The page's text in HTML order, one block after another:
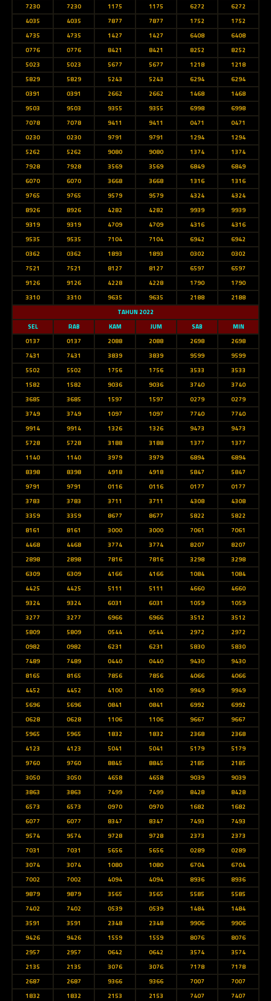
7230
7230 1175 1175 6272
6272
4035
4035 7877 7877 1752
1752
4735
4735 1427 1427 6408
6408
0776
0776 8421 8421 8252
8252
5023
5023 5677 5677 1218
1218
5829
5829 5243 5243 6294
6294
0391
0391 2662 2662 1468
1468
9503
9503 9355 9355 6998
6998
7078
7078 9411 9411 0471
0471
0230
0230 9791 9791 1294
1294
5262
5262 9080 9080 1374
1374
7928
7928 3569 3569 6849
6849
6070
6070 3668 3668 1316
1316
9765
9765 9579 9579 4324
4324
8926
8926 4282 4282 9939
9939
9319
9319 4709 4709 4316
4316
9535
9535 7104 7104 6942
6942
0362
0362 1893 1893 0302
0302
7521
7521 8127 8127 6597
6597
9126
9126 4228 4228 1790
1790
3310
3310 9635 9635 2188
2188
TAHUN 2022
SEL
RAB KAM JUM SAB
MIN
0137
0137 2088 2088 2698
2698
7431
7431 3839 3839 9599
9599
5502
5502 1756 1756 3533
3533
1582
1582 9036 9036 3740
3740
3685
3685 1597 1597 0279
0279
3749
3749 1097 1097 7740
7740
9914
9914 1326 1326 9473
9473
5728
5728 3188 3188 1377
1377
1140
1140 3979 3979 6894
6894
8398
8398 4918 4918 5847
5847
9791
9791 0116 0116 0177
0177
3783
3783 3711 3711 4308
4308
3359
3359 8677 8677 5822
5822
8161
8161 3000 3000 7061
7061
4468
4468 3774 3774 8207
8207
2898
2898 7816 7816 3298
3298
6309
6309 4166 4166 1084
1084
4425
4425 5111 5111 4660
4660
9324
9324 6031 6031 1059
1059
3277
3277 6966 6966 3512
3512
5809
5809 0544 0544 2972
2972
0982
0982 6231 6231 5830
5830
7489
7489 0440 0440 9430
9430
8165
8165 7856 7856 4066
4066
4452
4452 4100 4100 9949
9949
5696
5696 0841 0841 6992
6992
0628
0628 1106 1106 9667
9667
5965
5965 1832 1832 2368
2368
4123
4123 5041 5041 5179
5179
9760
9760 8845 8845 2185
2185
3050
3050 4658 4658 9039
9039
3863
3863 7499 7499 8428
8428
6573
6573 0970 0970 1682
1682
6077
6077 8347 8347 7493
7493
9574
9574 9728 9728 2373
2373
7031
7031 5656 5656 0289
0289
3074
3074 1080 1080 6704
6704
7002
7002 4094 4094 8936
8936
9879
9879 3565 3565 5585
5585
7402
7402 0539 0539 1484
1484
3591
3591 2348 2348 9906
9906
9426
9426 1559 1559 8076
8076
2957
2957 0642 0642 3574
3574
2135
2135 3076 3076 7178
7178
2687
2687 9366 9366 7007
7007
1832
1832 2153 2153 7407
7407